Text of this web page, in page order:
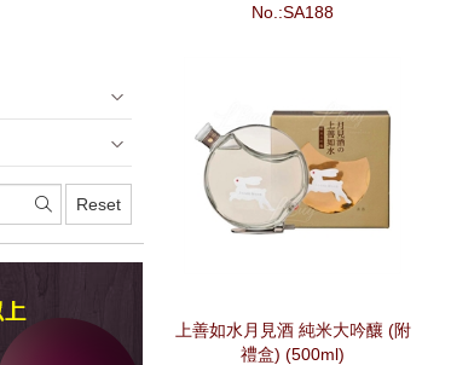
Reset
No.:SA188
上善如水月見酒 純米大吟釀 (附
禮盒) (500ml)